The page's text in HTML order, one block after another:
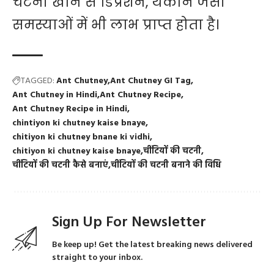
समस्याओं में भी लाभ प्राप्त होता है।
TAGGED:Ant ChutneyAnt Chutney GI Tag
Ant Chutney in HindiAnt Chutney Recipe
Ant Chutney Recipe in Hindi
chintiyon ki chutney kaise bnaye
chitiyon ki chutney bnane ki vidhi
chitiyon ki chutney kaise bnayeचींटियों की चटनी
चींटियों की चटनी कैसे बनाएंचींटियों की चटनी बनाने की विधि
Sign Up For Newsletter
Be keep up! Get the latest breaking news delivered
straight to your inbox.